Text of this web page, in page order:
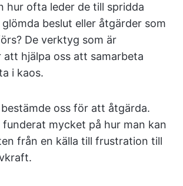
hur ofta leder de till spridda
beslut eller åtgärder som
De verktyg som är
hjälpa oss att samarbeta
i kaos.
oss för att åtgärda.
mycket på hur man kan
från en källa till frustration till